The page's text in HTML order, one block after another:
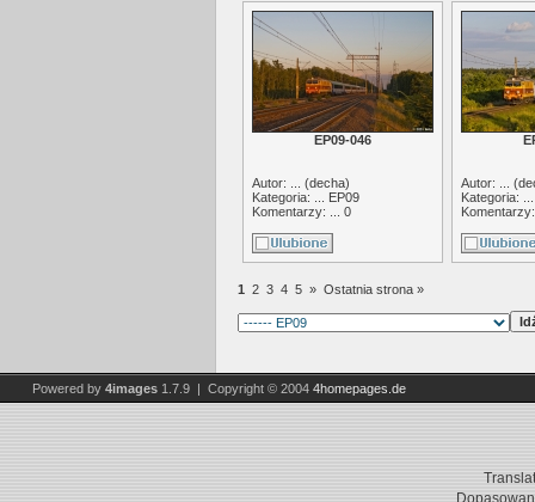
EP09-046
Autor: ... (decha)
Kategoria: ... EP09
Komentarzy: ... 0
Autor: ... (
Kategoria:
1 2 3 4 5 » Ostatnia strona »
Powered by 4images 1.7.9 | Copyright © 2004 4homepages.de